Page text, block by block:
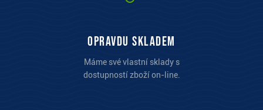
opravdu skladem
Máme své vlastní sklady s
dostupností zboží on-line.